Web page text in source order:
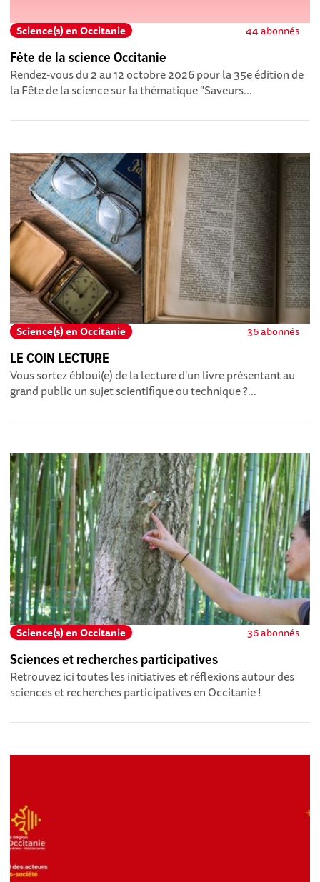
Science(s) en Occitanie 44 abonnés
Fête de la science Occitanie
Rendez-vous du 2 au 12 octobre 2026 pour la 35e édition de
la Fête de la science sur la thématique "Saveurs...
Science(s) en Occitanie 36 abonnés
LE COIN LECTURE
Vous sortez ébloui(e) de la lecture d'un livre présentant au
grand public un sujet scientifique ou technique ?...
Science(s) en Occitanie 36 abonnés
Sciences et recherches participatives
Retrouvez ici toutes les initiatives et réflexions autour des
sciences et recherches participatives en Occitanie !